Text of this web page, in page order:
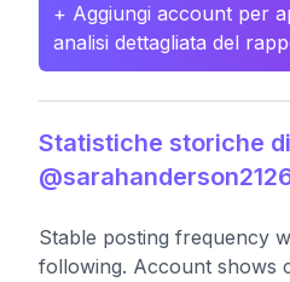
+ Aggiungi account per
analisi dettagliata del
Statistiche storiche di
Stable posting frequency
following. Account shows